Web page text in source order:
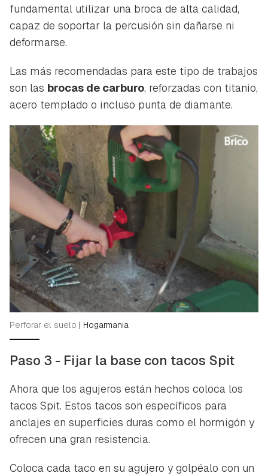
fundamental utilizar una broca de alta calidad,
capaz de soportar la percusión sin dañarse ni
deformarse.
Las más recomendadas para este tipo de trabajos
son las brocas de carburo, reforzadas con titanio,
acero templado o incluso punta de diamante.
Perforar el suelo | Hogarmania
Paso 3 - Fijar la base con tacos Spit
Ahora que los agujeros están hechos coloca los
tacos Spit. Estos tacos son específicos para
anclajes en superficies duras como el hormigón y
ofrecen una gran resistencia.
Coloca cada taco en su agujero y golpéalo con un